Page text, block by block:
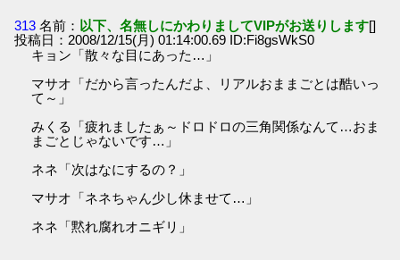
313 名前： 以下、名無しにかわりましてVIPがお送りします[]
投稿日：2008/12/15(月) 01:14:00.69 ID:Fi8gsWkS0
キョン「散々な目にあった…」
マサオ「だから言ったんだよ、リアルおままごとは酷いっ
て～」
みくる「疲れましたぁ～ドロドロの三角関係なんて…おま
まごとじゃないです…」
ネネ「次はなにするの？」
マサオ「ネネちゃん少し休ませて…」
ネネ「黙れ腐れオニギリ」